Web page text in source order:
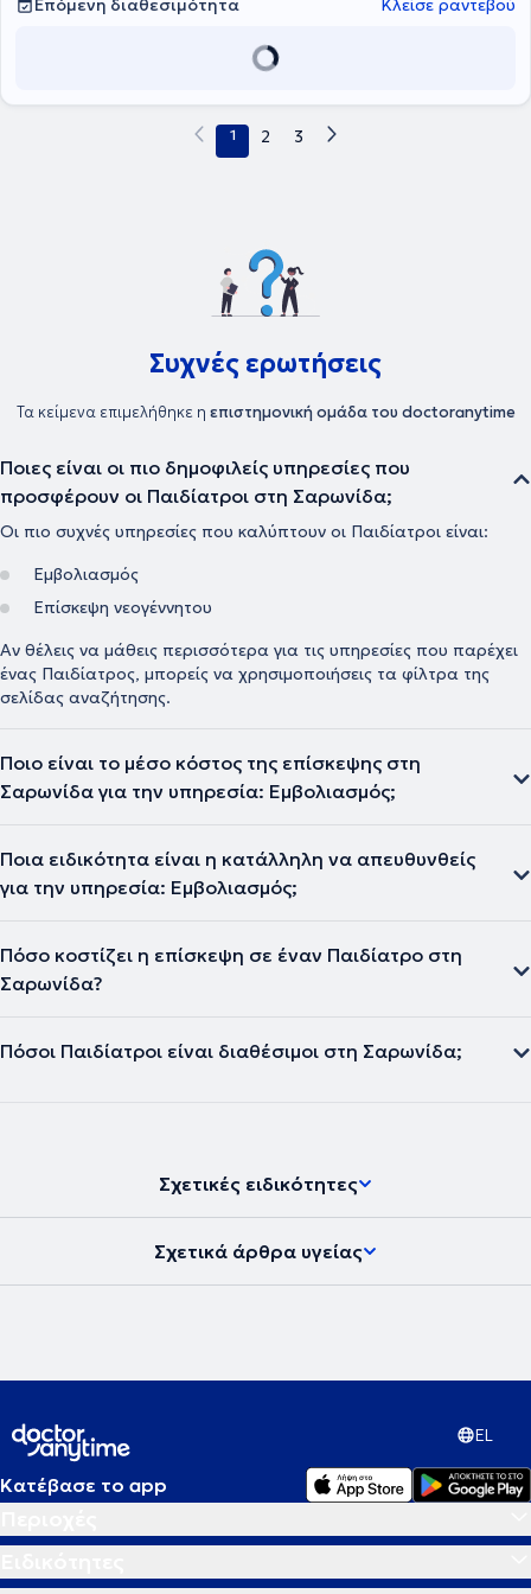
Επόμενη διαθεσιμότητα Κλείσε ραντεβού
1 2 3
Συχνές ερωτήσεις
Τα κείμενα επιμελήθηκε η επιστημονική ομάδα του doctoranytime
Ποιες είναι οι πιο δημοφιλείς υπηρεσίες που
προσφέρουν οι Παιδίατροι στη Σαρωνίδα;
Οι πιο συχνές υπηρεσίες που καλύπτουν οι Παιδίατροι είναι:
Εμβολιασμός
Επίσκεψη νεογέννητου
Αν θέλεις να μάθεις περισσότερα για τις υπηρεσίες που παρέχει
ένας Παιδίατρος, μπορείς να χρησιμοποιήσεις τα φίλτρα της
σελίδας αναζήτησης.
Ποιο είναι το μέσο κόστος της επίσκεψης στη
Σαρωνίδα για την υπηρεσία: Εμβολιασμός;
Ποια ειδικότητα είναι η κατάλληλη να απευθυνθείς
για την υπηρεσία: Εμβολιασμός;
Πόσο κοστίζει η επίσκεψη σε έναν Παιδίατρο στη
Σαρωνίδα?
Πόσοι Παιδίατροι είναι διαθέσιμοι στη Σαρωνίδα;
Σχετικές ειδικότητες
Σχετικά άρθρα υγείας
EL
Κατέβασε το app